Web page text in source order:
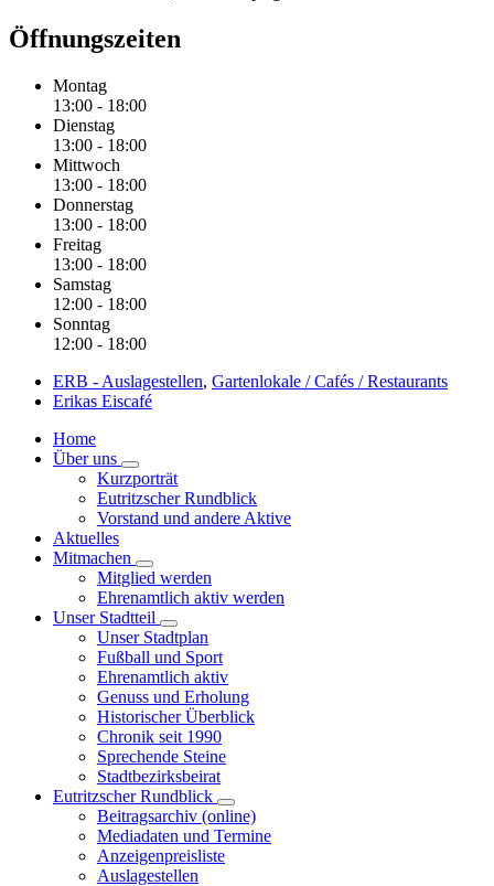
Öffnungszeiten
Montag
13:00 - 18:00
Dienstag
13:00 - 18:00
Mittwoch
13:00 - 18:00
Donnerstag
13:00 - 18:00
Freitag
13:00 - 18:00
Samstag
12:00 - 18:00
Sonntag
12:00 - 18:00
ERB - Auslagestellen, Gartenlokale / Cafés / Restaurants
Erikas Eiscafé
Home
Über uns
Kurzporträt
Eutritzscher Rundblick
Vorstand und andere Aktive
Aktuelles
Mitmachen
Mitglied werden
Ehrenamtlich aktiv werden
Unser Stadtteil
Unser Stadtplan
Fußball und Sport
Ehrenamtlich aktiv
Genuss und Erholung
Historischer Überblick
Chronik seit 1990
Sprechende Steine
Stadtbezirksbeirat
Eutritzscher Rundblick
Beitragsarchiv (online)
Mediadaten und Termine
Anzeigenpreisliste
Auslagestellen